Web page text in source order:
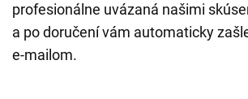
profesionálne uvázaná našimi
a po doručení vám automaticky
e-mailom.